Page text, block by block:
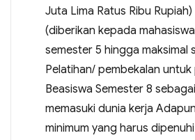
Juta Lima Ratus Ribu
(diberikan kepada
semester 5 hingga maksimal
Pelatihan/ pembekalan untuk
Beasiswa Semester 8
memasuki dunia kerja
minimum yang harus